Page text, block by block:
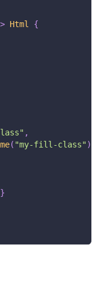
Html
{
,
( "my-fill-class" )
}